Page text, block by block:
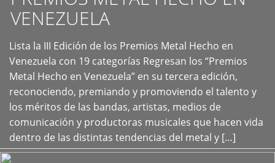
VENEZUELA
Lista la III Edición de los Premios Metal Hecho en
Venezuela con 19 categorías Regresan los “Premios
Metal Hecho en Venezuela” en su tercera edición,
reconociendo, premiando y promoviendo el talento y
los méritos de las bandas, artistas, medios de
comunicación y productoras musicales que hacen vida
dentro de las distintas tendencias del metal y […]
+